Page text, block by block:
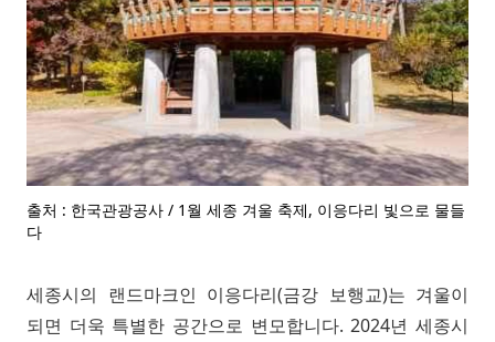
출처 : 한국관광공사 / 1월 세종 겨울 축제, 이응다리 빛으로 물들
다
세종시의 랜드마크인 이응다리(금강 보행교)는 겨울이
되면 더욱 특별한 공간으로 변모합니다. 2024년 세종시